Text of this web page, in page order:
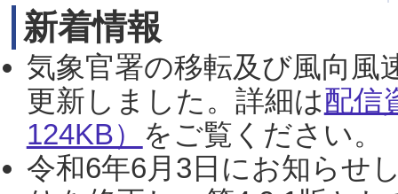
新着情報
気象官署の移転及び風向風
更新しました。詳細は配信
124KB） をご覧ください。
令和6年6月3日にお知らせ